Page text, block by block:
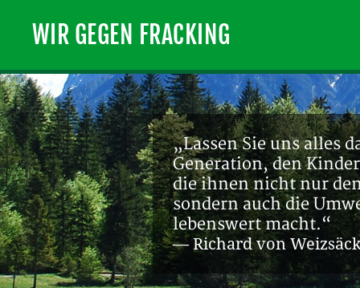
WIR GEGEN FRACKING
„Lassen Sie uns alles
Generation, den
die ihnen nicht nur
sondern auch die
lebenswert macht.“
— Richard von